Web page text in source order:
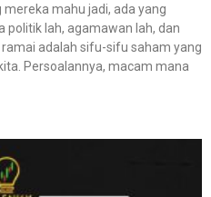
mahu jadi, ada yang
politik lah, agamawan lah, dan
adalah sifu-sifu saham yang
Persoalannya, macam mana